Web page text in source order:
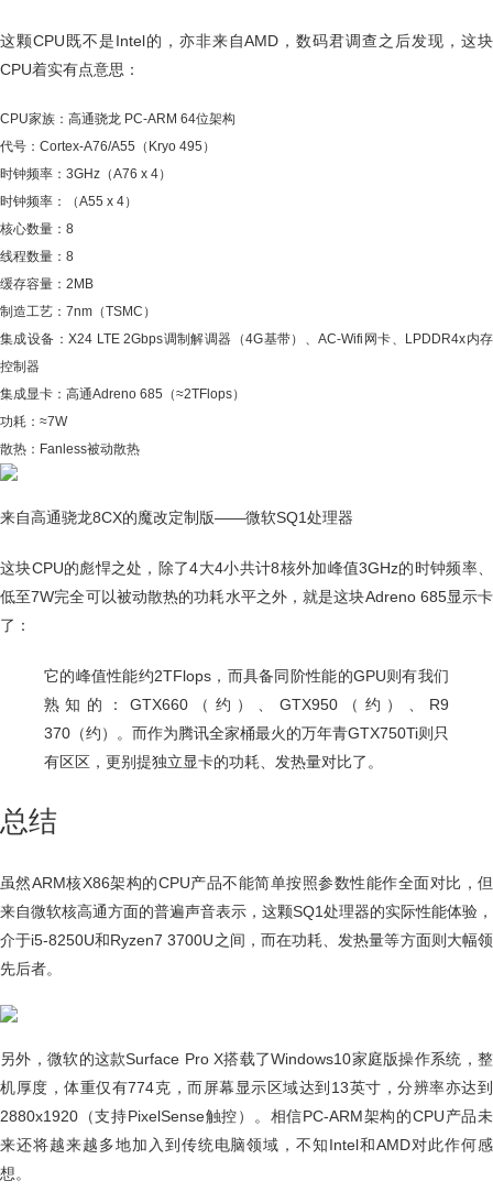
这颗CPU既不是Intel的，亦非来自AMD，数码君调查之后发现，这块
CPU着实有点意思：
CPU家族：高通骁龙 PC-ARM 64位架构
代号：Cortex-A76/A55（Kryo 495）
时钟频率：3GHz（A76 x 4）
时钟频率：（A55 x 4）
核心数量：8
线程数量：8
缓存容量：2MB
制造工艺：7nm（TSMC）
集成设备：X24 LTE 2Gbps调制解调器（4G基带）、AC-Wifi网卡、LPDDR4x内存
控制器
集成显卡：高通Adreno 685（≈2TFlops）
功耗：≈7W
散热：Fanless被动散热
来自高通骁龙8CX的魔改定制版——微软SQ1处理器
这块CPU的彪悍之处，除了4大4小共计8核外加峰值3GHz的时钟频率、
低至7W完全可以被动散热的功耗水平之外，就是这块Adreno 685显示卡
了：
它的峰值性能约2TFlops，而具备同阶性能的GPU则有我们
熟知的：GTX660（约）、GTX950（约）、R9
370（约）。而作为腾讯全家桶最火的万年青GTX750Ti则只
有区区，更别提独立显卡的功耗、发热量对比了。
总结
虽然ARM核X86架构的CPU产品不能简单按照参数性能作全面对比，但
来自微软核高通方面的普遍声音表示，这颗SQ1处理器的实际性能体验，
介于i5-8250U和Ryzen7 3700U之间，而在功耗、发热量等方面则大幅领
先后者。
另外，微软的这款Surface Pro X搭载了Windows10家庭版操作系统，整
机厚度，体重仅有774克，而屏幕显示区域达到13英寸，分辨率亦达到
2880x1920（支持PixelSense触控）。相信PC-ARM架构的CPU产品未
来还将越来越多地加入到传统电脑领域，不知Intel和AMD对此作何感
想。